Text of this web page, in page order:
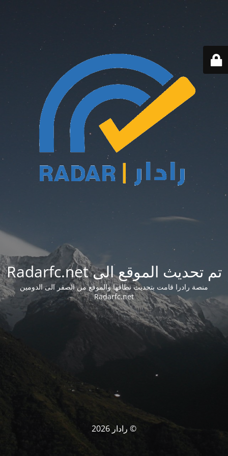
تم تحديث الموقع الى Radarfc.net
منصة رادرا قامت بتحديث نطاقها والموقع من الصفر الى الدومين
Radarfc.net
© رادار 2026